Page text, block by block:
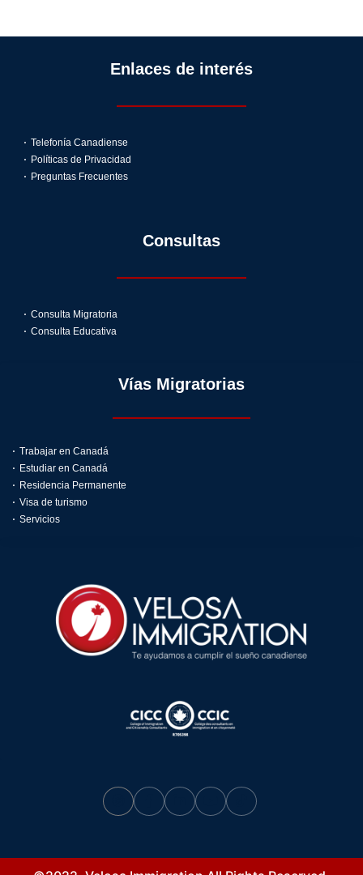
Vías Migratorias
Trabajar en Canadá
Estudiar en Canadá
Residencia Permanente
Visa de turismo
Servicios
Consultas
Consulta Migratoria
Consulta Educativa
Enlaces de interés
Telefonía Canadiense
Políticas de Privacidad
Preguntas Frecuentes